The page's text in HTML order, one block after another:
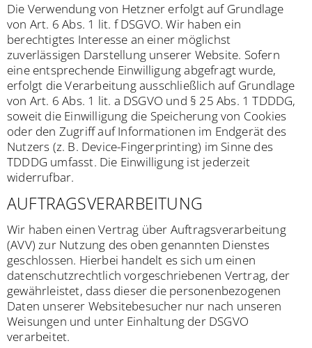
Die Verwendung von Hetzner erfolgt auf Grundlage
von Art. 6 Abs. 1 lit. f DSGVO. Wir haben ein
berechtigtes Interesse an einer möglichst
zuverlässigen Darstellung unserer Website. Sofern
eine entsprechende Einwilligung abgefragt wurde,
erfolgt die Verarbeitung ausschließlich auf Grundlage
von Art. 6 Abs. 1 lit. a DSGVO und § 25 Abs. 1 TDDDG,
soweit die Einwilligung die Speicherung von Cookies
oder den Zugriff auf Informationen im Endgerät des
Nutzers (z. B. Device-Fingerprinting) im Sinne des
TDDDG umfasst. Die Einwilligung ist jederzeit
widerrufbar.
AUFTRAGSVERARBEITUNG
Wir haben einen Vertrag über Auftragsverarbeitung
(AVV) zur Nutzung des oben genannten Dienstes
geschlossen. Hierbei handelt es sich um einen
datenschutzrechtlich vorgeschriebenen Vertrag, der
gewährleistet, dass dieser die personenbezogenen
Daten unserer Websitebesucher nur nach unseren
Weisungen und unter Einhaltung der DSGVO
verarbeitet.